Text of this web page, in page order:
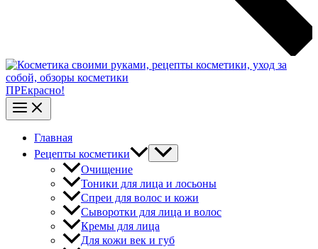
ПРЕкрасно!
Главная
Рецепты косметики
Очищение
Тоники для лица и лосьоны
Спреи для волос и кожи
Сыворотки для лица и волос
Кремы для лица
Для кожи век и губ